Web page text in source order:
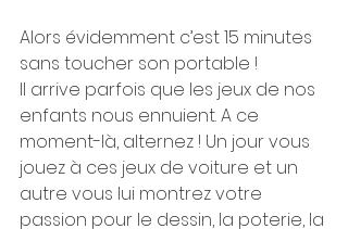
Alors évidemment c’est 15 minutes
sans toucher son portable !
Il arrive parfois que les jeux de nos
enfants nous ennuient. A ce
moment-là, alternez ! Un jour vous
jouez à ces jeux de voiture et un
autre vous lui montrez votre
passion pour le dessin, la poterie, la